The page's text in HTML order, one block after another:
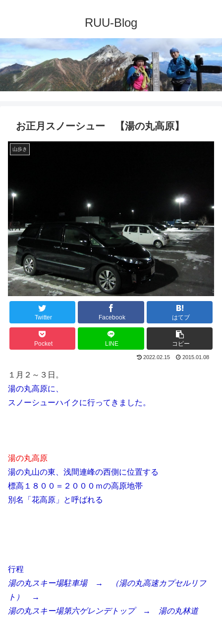
お正月スノーシュー 【湯の丸高原】
山歩き
Twitter Facebook はてブ
Pocket LINE コピー
2022.02.15 2015.01.08
１月２～３日。
湯の丸高原に、
スノーシューハイクに行ってきました。
湯の丸高原
湯の丸山の東、浅間連峰の西側に位置する
標高１８００＝２０００ｍの高原地帯
別名「花高原」と呼ばれる
行程
湯の丸スキー場駐車場 → （湯の丸高速カプセルリフ
ト） →
湯の丸スキー場第六ゲレンデトップ → 湯の丸林道